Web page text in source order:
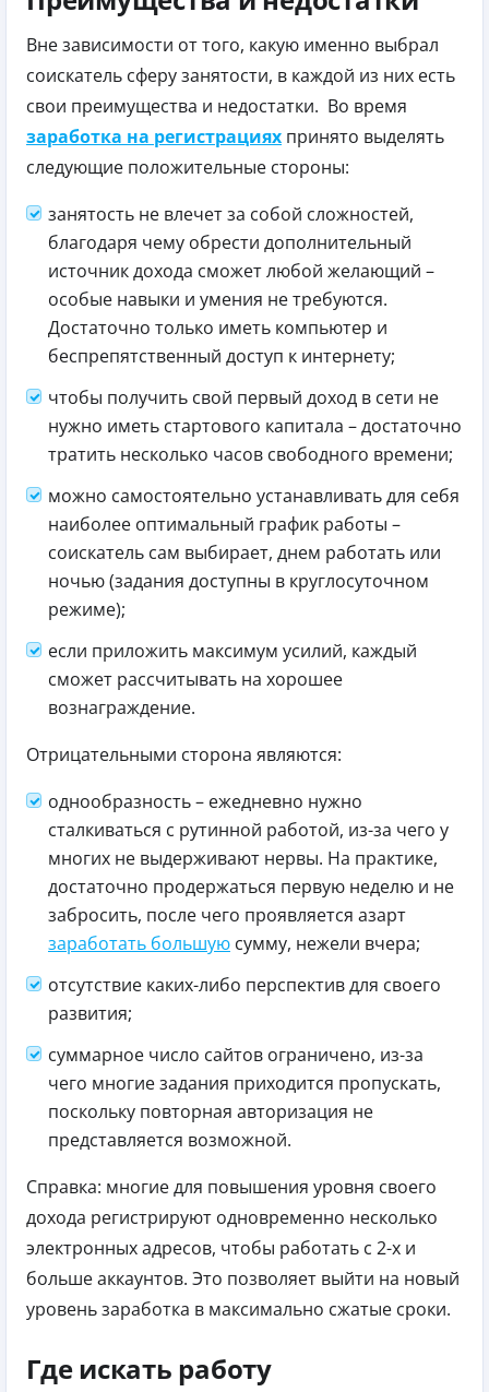
Вне зависимости от того, какую именно выбрал
соискатель сферу занятости, в каждой из них есть
свои преимущества и недостатки. Во время
заработка на регистрациях принято выделять
следующие положительные стороны:
занятость не влечет за собой сложностей,
благодаря чему обрести дополнительный
источник дохода сможет любой желающий –
особые навыки и умения не требуются.
Достаточно только иметь компьютер и
беспрепятственный доступ к интернету;
чтобы получить свой первый доход в сети не
нужно иметь стартового капитала – достаточно
тратить несколько часов свободного времени;
можно самостоятельно устанавливать для себя
наиболее оптимальный график работы –
соискатель сам выбирает, днем работать или
ночью (задания доступны в круглосуточном
режиме);
если приложить максимум усилий, каждый
сможет рассчитывать на хорошее
вознаграждение.
Отрицательными сторона являются:
однообразность – ежедневно нужно
сталкиваться с рутинной работой, из-за чего у
многих не выдерживают нервы. На практике,
достаточно продержаться первую неделю и не
забросить, после чего проявляется азарт
заработать большую сумму, нежели вчера;
отсутствие каких-либо перспектив для своего
развития;
суммарное число сайтов ограничено, из-за
чего многие задания приходится пропускать,
поскольку повторная авторизация не
представляется возможной.
Справка: многие для повышения уровня своего
дохода регистрируют одновременно несколько
электронных адресов, чтобы работать с 2-х и
больше аккаунтов. Это позволяет выйти на новый
уровень заработка в максимально сжатые сроки.
Где искать работу